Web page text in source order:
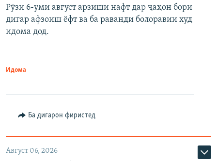
Рӯзи 6-уми август арзиши нафт дар ҷаҳон бори
дигар афзоиш ёфт ва ба раванди болоравии худ
идома дод.
Идома
Ба дигарон фиристед
Август 06, 2026